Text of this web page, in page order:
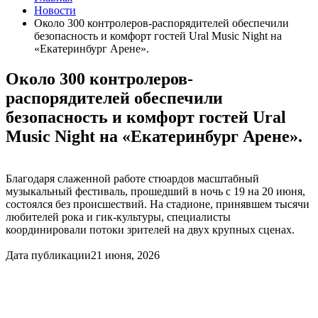
Новости
Около 300 контролеров-распорядителей обеспечили
безопасность и комфорт гостей Ural Music Night на
«Екатеринбург Арене».
Около 300 контролеров-
распорядителей обеспечили
безопасность и комфорт гостей Ural
Music Night на «Екатеринбург Арене».
Благодаря слаженной работе стюардов масштабный
музыкальный фестиваль, прошедший в ночь с 19 на 20 июня,
состоялся без происшествий. На стадионе, принявшем тысячи
любителей рока и гик-культуры, специалисты
координировали потоки зрителей на двух крупных сценах.
Дата публикации21 июня, 2026